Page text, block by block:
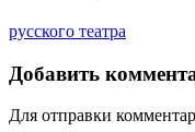
русского театра
Добавить
Для отправки